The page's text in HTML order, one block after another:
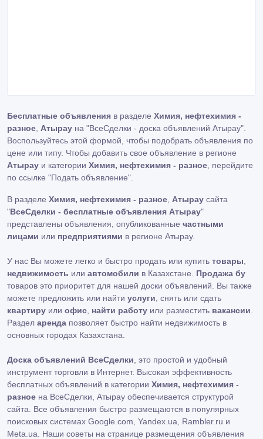
Бесплатные объявления в разделе Химия, нефтехимия -
разное Атырау на "ВсеСделки - доска объявлений Атырау".
Воспользуйтесь этой формой, чтобы подобрать объявления по
цене или типу. Чтобы добавить свое объявление в регионе
Атырау и категории Химия, нефтехимия - разное , перейдите
по ссылке "Подать объявление"
В разделе Химия, нефтехимия - разное Атырау сайта
"ВсеСделки - бесплатные объявления Атырау"
представлены объявления, опубликованные частными
лицами или предприятиями в регионе Атырау.
У нас Вы можете легко и быстро продать или купить товары
недвижимость или автомобили в Казахстане. Продажа бу
товаров это приоритет для нашей доски объявлений. Вы также
можете предложить или найти услуги , снять или сдать
квартиру или офис найти работу или разместить вакансии
Раздел аренда позволяет быстро найти недвижимость в
основных городах Казахстана.
Доска объявлений ВсеСделки , это простой и удобный
инструмент торговли в Интернет. Высокая эффективность
бесплатных объявлений в категории Химия, нефтехимия -
разное на ВсеСделки, Атырау обеспечивается структурой
сайта. Все объявления быстро размещаются в популярных
поисковых системах Google.com, Yandex.ua, Rambler.ru и
Meta.ua. Наши советы на странице размещения объявления